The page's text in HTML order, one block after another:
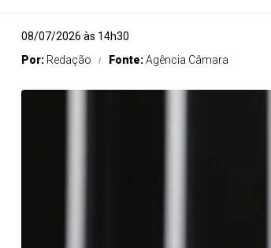
08/07/2026 às 14h30
Por: Redação Fonte:Agência Câmara